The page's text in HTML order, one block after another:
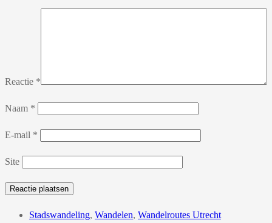
Reactie *
Naam *
E-mail *
Site
Stadswandeling, Wandelen, Wandelroutes Utrecht